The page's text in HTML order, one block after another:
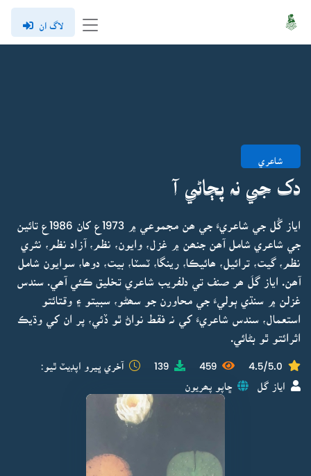
لاگ ان
شاعري
دک جي نہ پڄاڻي آ
اياز گُل جي شاعريءَ جي ھن مجموعي ۾ 1973ع کان 1986ع تائين
جي شاعري شامل آھن جنھن ۾ غزل، وايون، نظم، آزاد نظم، نثري
نظم، گيت، ترائيل، ھائيڪا، رينگا، ٽسٽا، بيت، دوھا، سوايون شامل
آھن. اياز گلَ ھر صنف تي دلفريب شاعري تخليق ڪئي آھي. سندس
غزلن ۾ سنڌي ٻوليءَ جي محاورن جو سھڻو، سبيتو ۽ وقتائتو
استعمال، سندس شاعريءَ کي نہ فقط نواڻ ٿو ڏئي، پر ان کي وڌيڪ
اثرائتو ٿو بڻائي.
4.5/5.0
459
139 آخري ڀيرو اپڊيٽ ٿيو:
اياز گل ڇاپو پھريون